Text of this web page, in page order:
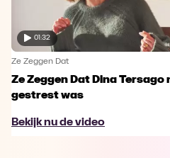
01:32
Ze Zeggen Dat
Ze Zeggen Dat Dina Tersago
gestrest was
Bekijk nu de video